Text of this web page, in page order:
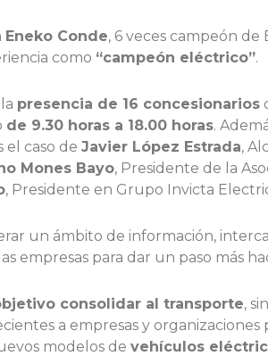
Eneko Conde, 6 veces campeón
como “campeón eléctrico”.
presencia de 16 concesionarios
de 9.30 horas a 18.00 horas.
el caso de Javier López Estrada,
Mones Bayo, Presidente de la
, Presidente en Grupo Invicta
un ámbito de información,
empresas para dar un paso más
consolidar al transporte,
a empresas y
modelos de vehículos